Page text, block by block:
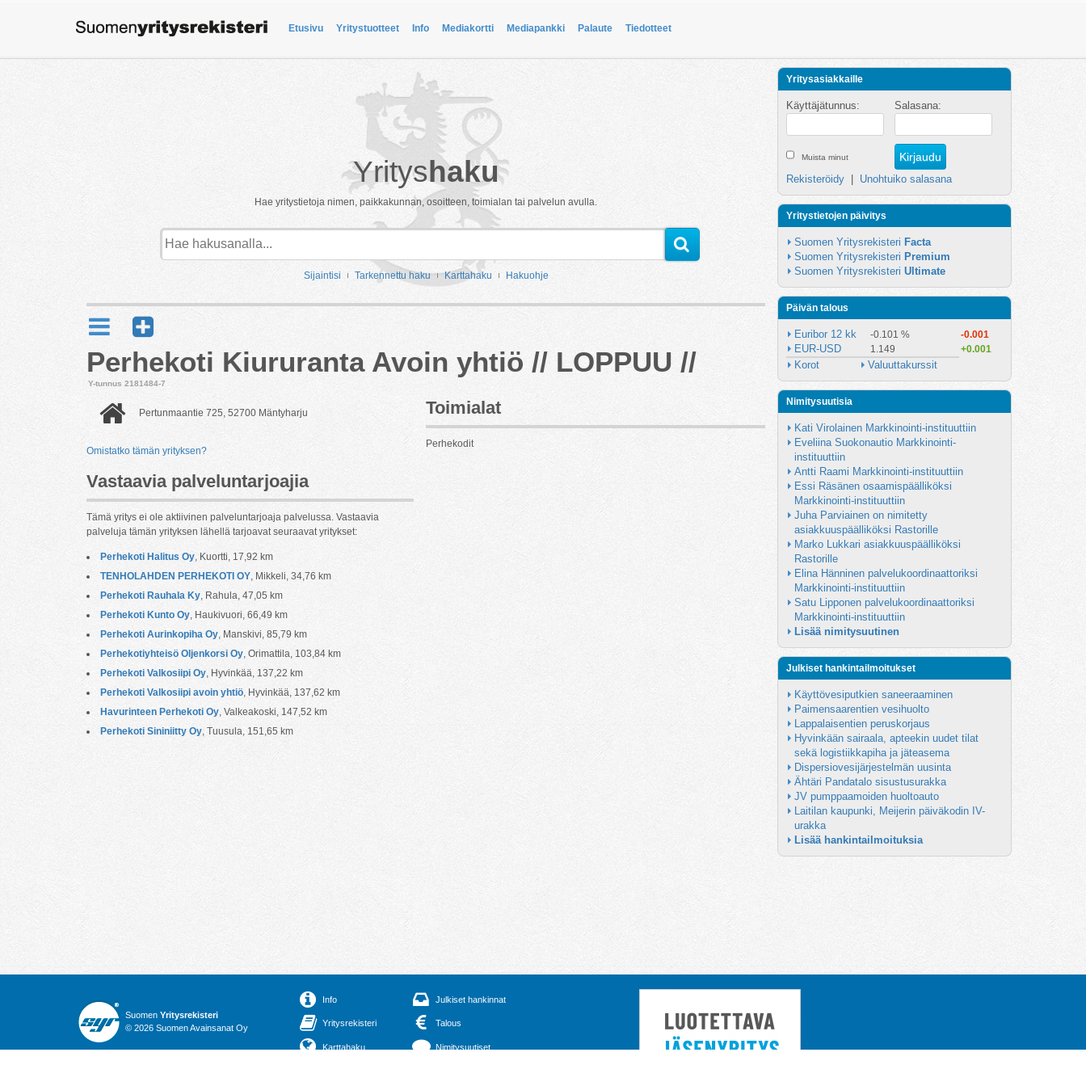
Etusivu Yritystuotteet Info Mediakortti Mediapankki Palaute Tiedotteet
Yrityshaku
Hae yritystietoja nimen, paikkakunnan, osoitteen, toimialan tai palvelun avulla.
Sijaintisi Tarkennettu haku Karttahaku Hakuohje
Perhekoti Kiururanta Avoin yhtiö // LOPPUU //
Y-tunnus 2181484-7
Pertunmaantie 725, 52700 Mäntyharju
Omistatko tämän yrityksen?
Vastaavia palveluntarjoajia
Tämä yritys ei ole aktiivinen palveluntarjoaja palvelussa. Vastaavia
palveluja tämän yrityksen lähellä tarjoavat seuraavat yritykset:
Perhekoti Halitus Oy, Kuortti, 17,92 km
TENHOLAHDEN PERHEKOTI OY, Mikkeli, 34,76 km
Perhekoti Rauhala Ky, Rahula, 47,05 km
Perhekoti Kunto Oy, Haukivuori, 66,49 km
Perhekoti Aurinkopiha Oy, Manskivi, 85,79 km
Perhekotiyhteisö Oljenkorsi Oy, Orimattila, 103,84 km
Perhekoti Valkosiipi Oy, Hyvinkää, 137,22 km
Perhekoti Valkosiipi avoin yhtiö, Hyvinkää, 137,62 km
Havurinteen Perhekoti Oy, Valkeakoski, 147,52 km
Perhekoti Sininiitty Oy, Tuusula, 151,65 km
Toimialat
Perhekodit
Yritysasiakkaille
Käyttäjätunnus: Salasana:
Muista minut
Rekisteröidy Unohtuiko salasana
Yritystietojen päivitys
Suomen Yritysrekisteri Facta
Suomen Yritysrekisteri Premium
Suomen Yritysrekisteri Ultimate
Päivän talous
Euribor 12 kk -0.101 % -0.001
EUR-USD 1.149 +0.001
Korot Valuuttakurssit
Nimitysuutisia
Kati Virolainen Markkinointi-instituuttiin
Eveliina Suokonautio Markkinointi-
instituuttiin
Antti Raami Markkinointi-instituuttiin
Essi Räsänen osaamispäälliköksi
Markkinointi-instituuttiin
Juha Parviainen on nimitetty
asiakkuuspäälliköksi Rastorille
Marko Lukkari asiakkuuspäälliköksi
Rastorille
Elina Hänninen palvelukoordinaattoriksi
Markkinointi-instituuttiin
Satu Lipponen palvelukoordinaattoriksi
Markkinointi-instituuttiin
Lisää nimitysuutinen
Julkiset hankintailmoitukset
Käyttövesiputkien saneeraaminen
Paimensaarentien vesihuolto
Lappalaisentien peruskorjaus
Hyvinkään sairaala, apteekin uudet tilat
sekä logistiikkapiha ja jäteasema
Dispersiovesijärjestelmän uusinta
Ähtäri Pandatalo sisustusurakka
JV pumppaamoiden huoltoauto
Laitilan kaupunki, Meijerin päiväkodin IV-
urakka
Lisää hankintailmoituksia
Suomen Yritysrekisteri
© 2026 Suomen Avainsanat Oy
Info
Yritysrekisteri
Karttahaku
Julkiset hankinnat
Talous
Nimitysuutiset